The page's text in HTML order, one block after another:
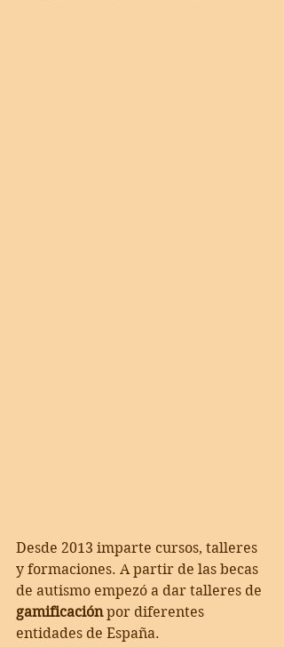
Desde 2013 imparte cursos, talleres
y formaciones. A partir de las becas
de autismo empezó a dar talleres de
gamificación por diferentes
entidades de España.